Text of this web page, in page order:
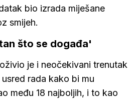
bio izrada miješane
smijeh.
što se događa'
je i neočekivani trenutak
rada kako bi mu
među 18 najboljih, i to kao